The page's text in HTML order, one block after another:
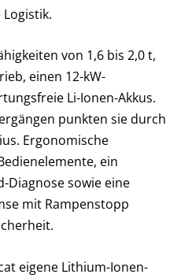
von 1,6 bis 2,0 t,
einen 12-kW-
Li-Ionen-Akkus.
punkten sie durch
Ergonomische
ein
Diagnose sowie eine
mit Rampenstopp
eigene Lithium-Ionen-